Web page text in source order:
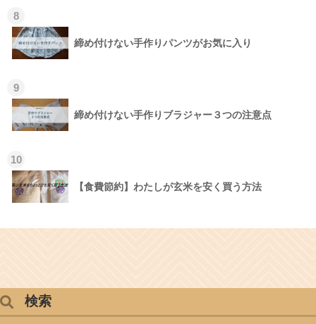
8
締め付けない手作りパンツがお気に入り
9
締め付けない手作りブラジャー３つの注意点
10
【食費節約】わたしが玄米を安く買う方法
検索